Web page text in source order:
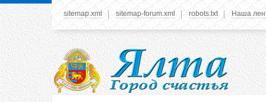
У вас нет прав просматривать данное меню,
пожалуйста, войдите на сайт под своим
логином или зарегестрируйтесь! Это позволит
вам пользоваться всеми функциями нашего
sitemap.xml sitemap-forum.xml robots.txt Наша